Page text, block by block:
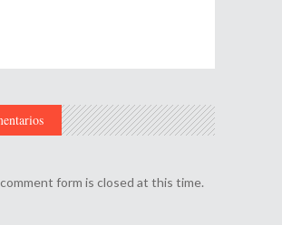
form is closed at this time.